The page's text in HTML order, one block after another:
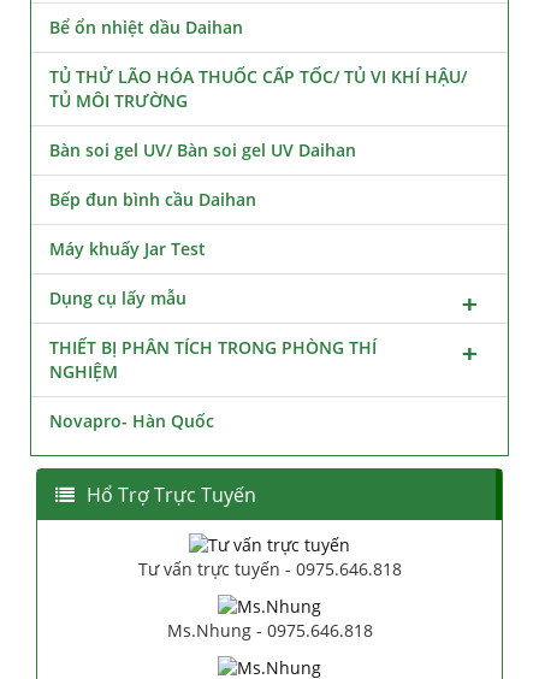
Bể ổn nhiệt dầu Daihan
TỦ THỬ LÃO HÓA THUỐC CẤP TỐC/ TỦ VI KHÍ HẬU/
TỦ MÔI TRƯỜNG
Bàn soi gel UV/ Bàn soi gel UV Daihan
Bếp đun bình cầu Daihan
Máy khuấy Jar Test
Dụng cụ lấy mẫu
THIẾT BỊ PHÂN TÍCH TRONG PHÒNG THÍ
NGHIỆM
Novapro- Hàn Quốc
Hổ Trợ Trực Tuyến
Tư vấn trực tuyến - 0975.646.818
Ms.Nhung - 0975.646.818